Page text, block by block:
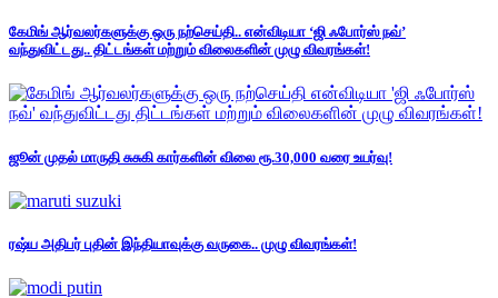
கேமிங் ஆர்வலர்களுக்கு ஒரு நற்செய்தி.. என்விடியா ‘ஜி ஃபோர்ஸ் நவ்’
வந்துவிட்டது.. திட்டங்கள் மற்றும் விலைகளின் முழு விவரங்கள்!
ஜூன் முதல் மாருதி சுசுகி கார்களின் விலை ரூ.30,000 வரை உயர்வு!
ரஷ்ய அதிபர் புதின் இந்தியாவுக்கு வருகை.. முழு விவரங்கள்!